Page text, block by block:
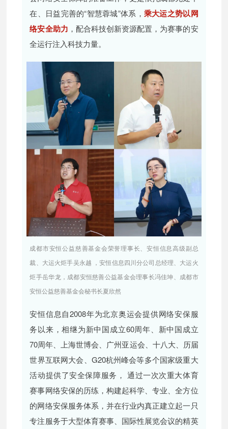
在、日益完善的“智慧蓉城”体系， 乘大运之势以网
络安全助力 ，配合科技创新资源配置，为赛事的安
全运行注入科技力量。
成都市安恒公益慈善基金会荣誉理事长、安恒信息高级副总
裁、大运火炬手吴永越 ，安恒信息四川分公司总经理、大运火
炬手岳华龙，成都安恒慈善公益基金会理事长冯佳坤、成都市
安恒公益慈善基金会秘书长夏欣然
安恒信息自2008年为北京奥运会提供网络安保服
务以来，相继为新中国成立60周年、新中国成立
70周年、上海世博会、广州亚运会、十八大、历届
世界互联网大会、G20杭州峰会等多个国家级重大
活动提供了安全保障服务， 通过一次次重大体育
赛事网络安保的历练，构建起科学、专业、全方位
的网络安保服务体系，并在行业内真正建立起一只
专注服务于大型体育赛事、国际性展览会议的精英